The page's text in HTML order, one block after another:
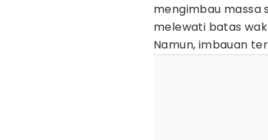
mengimbau massa
melewati batas
Namun, imbauan